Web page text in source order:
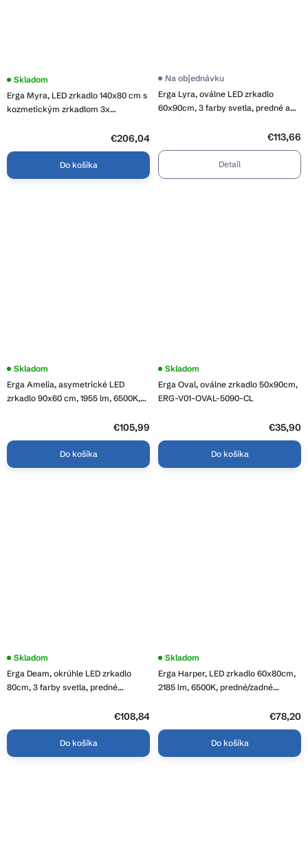
Erga Myra, LED zrkadlo 140x80 cm s
kozmetickým zrkadlom 3x
zväčšenie, 5082 lm, 3 farby svetla,
zadné osvetlenie, ERG-V01-MYRA-
1480-00
Priemerné
produktu
je
Skladom
€206,04
Do košíka
Erga Lyra, oválne LED zrkadlo
60x90cm, 3 farby svetla, predné a
zadné osvetlenie, vyhrievacia
podložka proti zapareniu, ERG-V01-
Lyra-6090-CL
Na objednávku
€113,66
Detail
Erga Amelia, asymetrické LED
zrkadlo 90x60 cm, 1955 lm, 6500K,
zadné osvetlenie, ERG-V01-407-
Priemerné
produktu
je
Skladom
€105,99
Do košíka
Erga Oval, oválne zrkadlo 50x90cm,
ERG-V01-OVAL-5090-CL
Skladom
€35,90
Do košíka
Erga Deam, okrúhle LED zrkadlo
80cm, 3 farby svetla, predné
osvetlenie, vyhrievacia podložka
proti zapareniu, ERG-V01-Deam-
8080-CL
Priemerné
produktu
je
Skladom
€108,84
Do košíka
Erga Harper, LED zrkadlo 60x80cm,
2185 lm, 6500K, predné/zadné
Skladom
€78,20
Do košíka